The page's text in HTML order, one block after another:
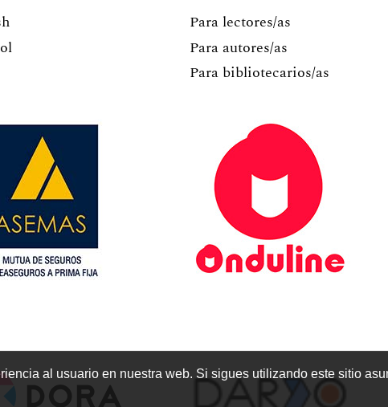
al usuario en nuestra web. Si sigues utilizando este sitio
Para lectores/as
Para autores/as
Para bibliotecarios/as